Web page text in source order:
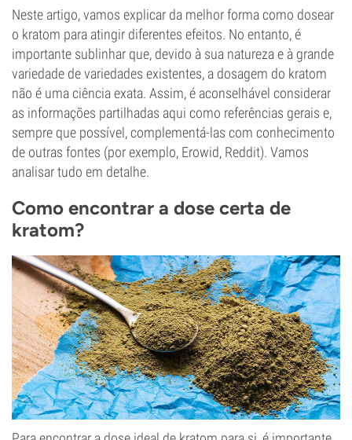
Neste artigo, vamos explicar da melhor forma como dosear
o kratom para atingir diferentes efeitos. No entanto, é
importante sublinhar que, devido à sua natureza e à grande
variedade de variedades existentes, a dosagem do kratom
não é uma ciência exata. Assim, é aconselhável considerar
as informações partilhadas aqui como referências gerais e,
sempre que possível, complementá-las com conhecimento
de outras fontes (por exemplo, Erowid, Reddit). Vamos
analisar tudo em detalhe.
Como encontrar a dose certa de
kratom?